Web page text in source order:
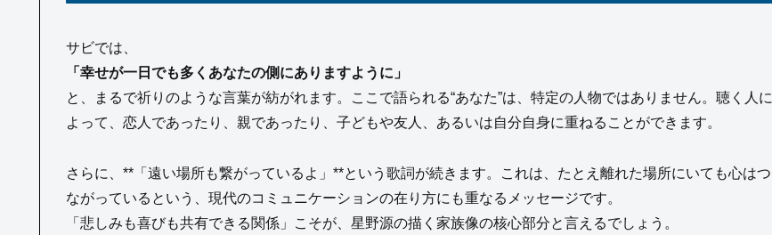
サビでは、
「幸せが一日でも多くあなたの側にありますように」
と、まるで祈りのような言葉が紡がれます。ここで語られる“あなた”は、特定の人物ではありません。聴く人に
よって、恋人であったり、親であったり、子どもや友人、あるいは自分自身に重ねることができます。
さらに、**「遠い場所も繋がっているよ」**という歌詞が続きます。これは、たとえ離れた場所にいても心はつ
ながっているという、現代のコミュニケーションの在り方にも重なるメッセージです。
「悲しみも喜びも共有できる関係」こそが、星野源の描く家族像の核心部分と言えるでしょう。